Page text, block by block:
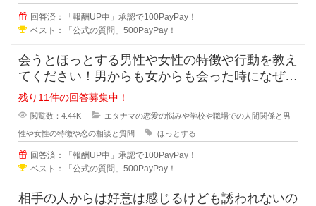
回答済：「報酬UP中」承認で100PayPay！
ベスト：「公式の質問」500PayPay！
会うとほっとする男性や女性の特徴や行動を教え
てください！男からも女からも会った時になぜだ
かほっとする女の人や男の人ってい
残り11件の回答募集中！
閲覧数：4.44K エタナマの恋愛の悩みや学校や職場での人間関係と男
性や女性の特徴や恋の相談と質問 ほっとする
回答済：「報酬UP中」承認で100PayPay！
ベスト：「公式の質問」500PayPay！
相手の人からは好意は感じるけども誘われないの